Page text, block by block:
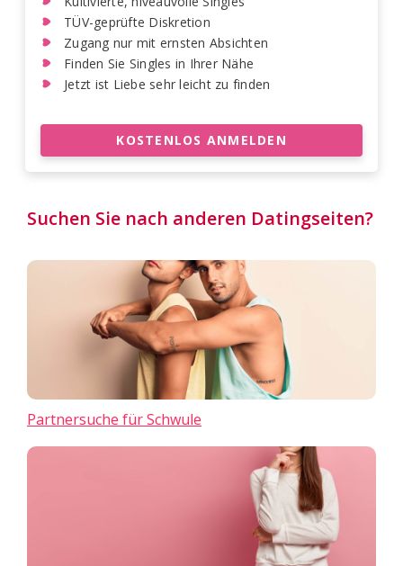
TÜV-geprüfte Diskretion
Zugang nur mit ernsten Absichten
Finden Sie Singles in Ihrer Nähe
Jetzt ist Liebe sehr leicht zu finden
KOSTENLOS ANMELDEN
Suchen Sie nach anderen Datingseiten?
Partnersuche für Schwule